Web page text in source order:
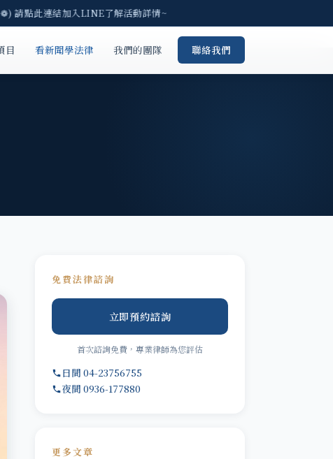
點此連結加入LINE了解活動詳情~
目 看新聞學法律 我們的團隊 聯絡我們
免費法律諮詢
立即預約諮詢
首次諮詢免費，專業律師為您評估
日間 04-23756755
夜間 0936-177880
更多文章